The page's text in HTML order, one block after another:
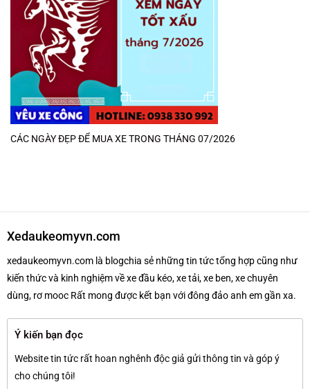
CÁC NGÀY ĐẸP ĐỂ MUA XE TRONG THÁNG 07/2026
Xedaukeomyvn.com
xedaukeomyvn.com là blogchia sẻ những tin tức tổng hợp cũng như
kiến thức và kinh nghiệm về xe đầu kéo, xe tải, xe ben, xe chuyên
dùng, rơ mooc Rất mong được kết bạn với đông đảo anh em gần xa.
Ý kiến bạn đọc
Website tin tức rất hoan nghênh độc giả gửi thông tin và góp ý
cho chúng tôi!